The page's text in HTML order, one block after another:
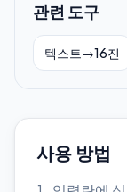
관련 도구
텍스트→16진
사용 방법